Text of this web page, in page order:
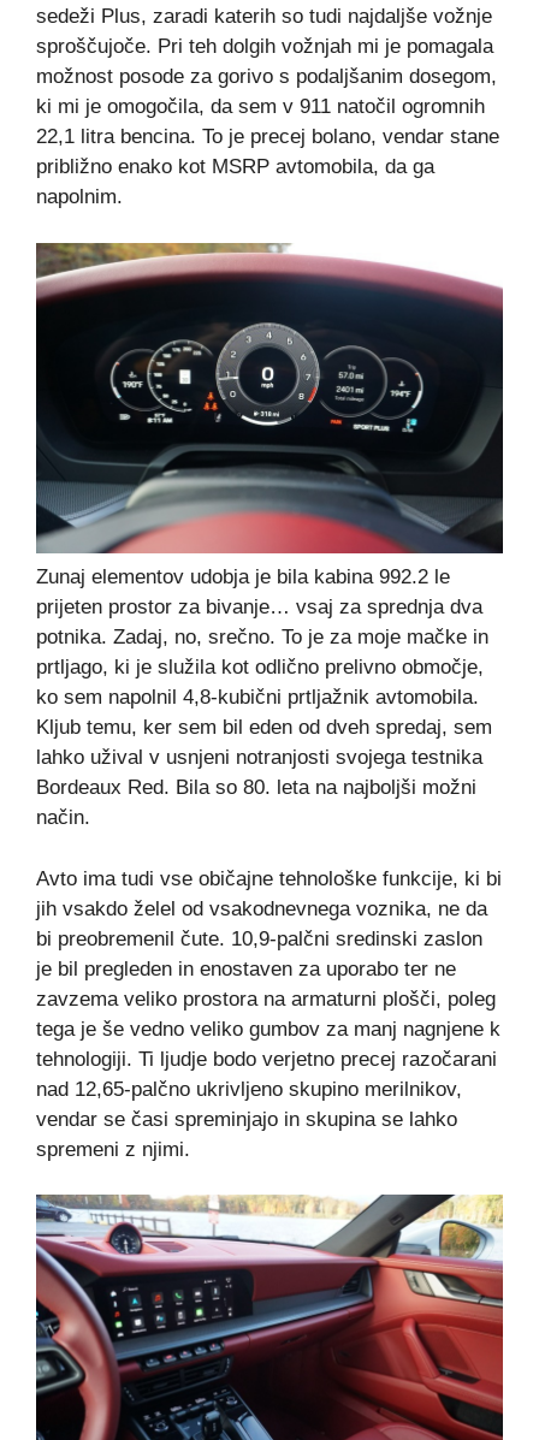
sedeži Plus, zaradi katerih so tudi najdaljše vožnje
sproščujoče. Pri teh dolgih vožnjah mi je pomagala
možnost posode za gorivo s podaljšanim dosegom,
ki mi je omogočila, da sem v 911 natočil ogromnih
22,1 litra bencina. To je precej bolano, vendar stane
približno enako kot MSRP avtomobila, da ga
napolnim.
Zunaj elementov udobja je bila kabina 992.2 le
prijeten prostor za bivanje… vsaj za sprednja dva
potnika. Zadaj, no, srečno. To je za moje mačke in
prtljago, ki je služila kot odlično prelivno območje,
ko sem napolnil 4,8-kubični prtljažnik avtomobila.
Kljub temu, ker sem bil eden od dveh spredaj, sem
lahko užival v usnjeni notranjosti svojega testnika
Bordeaux Red. Bila so 80. leta na najboljši možni
način.
Avto ima tudi vse običajne tehnološke funkcije, ki bi
jih vsakdo želel od vsakodnevnega voznika, ne da
bi preobremenil čute. 10,9-palčni sredinski zaslon
je bil pregleden in enostaven za uporabo ter ne
zavzema veliko prostora na armaturni plošči, poleg
tega je še vedno veliko gumbov za manj nagnjene k
tehnologiji. Ti ljudje bodo verjetno precej razočarani
nad 12,65-palčno ukrivljeno skupino merilnikov,
vendar se časi spreminjajo in skupina se lahko
spremeni z njimi.